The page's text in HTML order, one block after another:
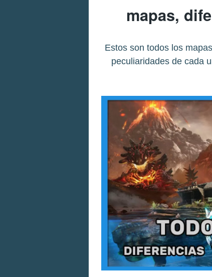
mapas,
Estos son todos los
peculiaridades de cada